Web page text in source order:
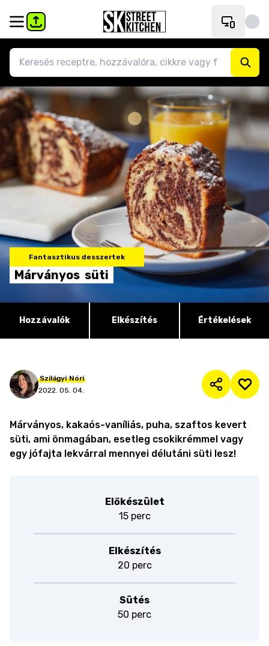
Fantasztikus desszertek
Márványos süti
Hozzávalók Elkészítés Értékelések
Szilágyi Nóri
2022. 05. 04.
Márványos, kakaós-vaníliás, puha, szaftos kevert
süti, ami önmagában, esetleg csokikrémmel vagy
egy jófajta lekvárral mennyei délutáni süti lesz!
Előkészület
15 perc
Elkészítés
20 perc
Sütés
50 perc